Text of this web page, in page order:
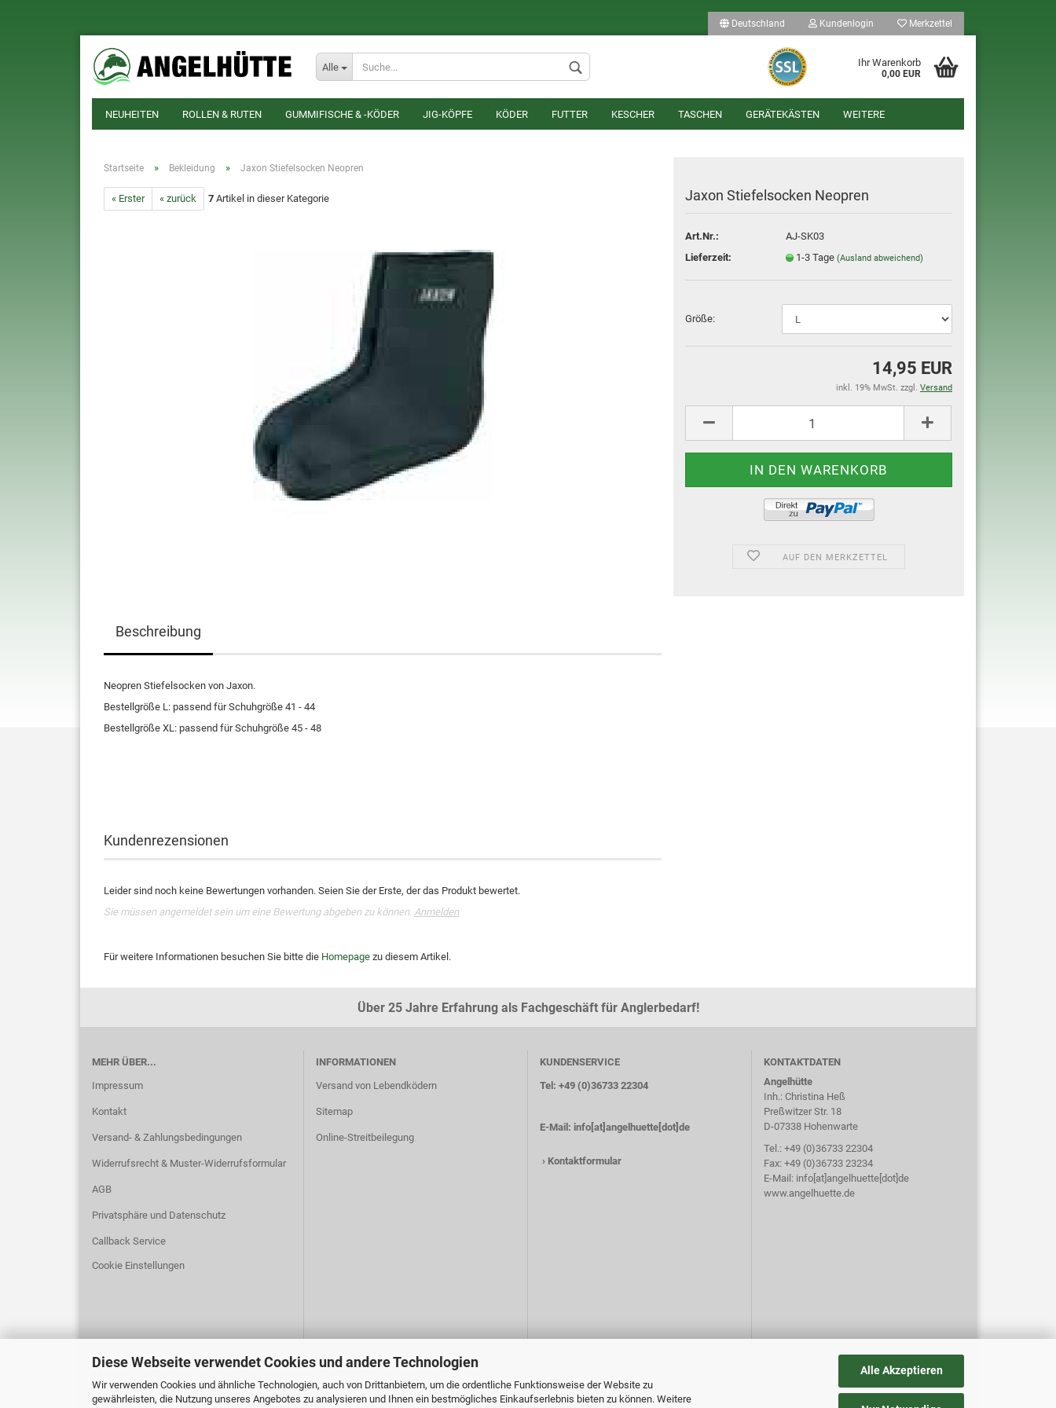
Diese Webseite verwendet Cookies und andere Technologien
Wir verwenden Cookies und ähnliche Technologien, auch von Drittanbietern, um die ordentliche Funktionsweise der Website zu
gewährleisten, die Nutzung unseres Angebotes zu analysieren und Ihnen ein bestmögliches Einkaufserlebnis bieten zu können. Weitere
Alle Akzeptieren
Deutschland
Lieferland
Kundenlogin
Konto erstellen
Passwort vergessen?
Merkzettel
Alle Ihr Warenkorb
0,00 EUR
NEUHEITEN ROLLEN & RUTEN GUMMIFISCHE & -KÖDER JIG-KÖPFE KÖDER FUTTER KESCHER TASCHEN GERÄTEKÄSTEN WEITERE
Startseite » Bekleidung » Jaxon Stiefelsocken Neopren
« Erster « zurück 7 Artikel in dieser Kategorie Jaxon Stiefelsocken Neopren
Art.Nr.:
AJ-SK03
Lieferzeit:
1-3 Tage(Ausland abweichend)
Größe:
14,95 EUR
inkl. 19% MwSt. zzgl. Versand
AUF DEN MERKZETTEL
Beschreibung
Neopren Stiefelsocken von Jaxon.
Bestellgröße L: passend für Schuhgröße 41 - 44
Bestellgröße XL: passend für Schuhgröße 45 - 48
Kundenrezensionen
Leider sind noch keine Bewertungen vorhanden. Seien Sie der Erste, der das Produkt bewertet.
Sie müssen angemeldet sein um eine Bewertung abgeben zu können. Anmelden
Für weitere Informationen besuchen Sie bitte die Homepage zu diesem Artikel.
Über 25 Jahre Erfahrung als Fachgeschäft für Anglerbedarf!
MEHR ÜBER...
Impressum
Kontakt
Versand- & Zahlungsbedingungen
Widerrufsrecht & Muster-Widerrufsformular
AGB
Privatsphäre und Datenschutz
Callback Service
Cookie Einstellungen
INFORMATIONEN
Versand von Lebendködern
Sitemap
Online-Streitbeilegung
KUNDENSERVICE
Tel: +49 (0)36733 22304
E-Mail: info[at]angelhuette[dot]de
› Kontaktformular
KONTAKTDATEN
Angelhütte
Inh.: Christina Heß
Preßwitzer Str. 18
D-07338 Hohenwarte
Tel.: +49 (0)36733 22304
Fax: +49 (0)36733 23234
E-Mail: info[at]angelhuette[dot]de
www.angelhuette.de